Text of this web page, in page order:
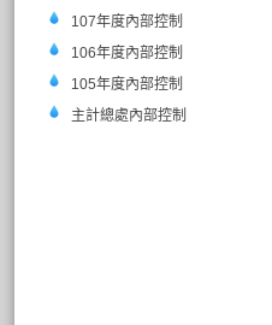
107年度內部控制
106年度內部控制
105年度內部控制
主計總處內部控制